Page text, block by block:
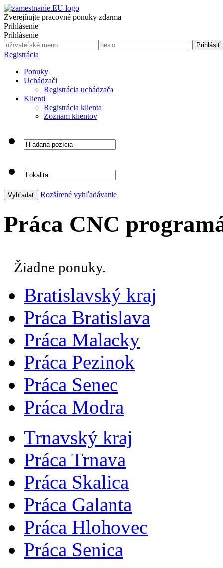
Zverejňujte pracovné ponuky zdarma
Prihlásenie
Prihlásenie
Registrácia
Ponuky
Uchádzači
Registrácia uchádzača
Klienti
Registrácia klienta
Zoznam klientov
Rozšírené vyhľadávanie
Práca CNC
Žiadne ponuky.
Bratislavský kraj
Práca Bratislava
Práca Malacky
Práca Pezinok
Práca Senec
Práca Modra
Trnavský kraj
Práca Trnava
Práca Skalica
Práca Galanta
Práca Hlohovec
Práca Senica